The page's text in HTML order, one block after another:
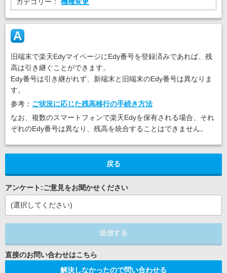
カテゴリー： 機種変更
旧端末で楽天EdyマイページにEdy番号を登録済みであれば、残
高は引き継ぐことができます。
Edy番号は引き継がれず、新端末と旧端末のEdy番号は異なりま
す。
参考： ご状況に応じた残高移行の手続き方法
なお、複数のスマートフォンで楽天Edyを保有される場合、それ
ぞれのEdy番号は異なり、残高を統合することはできません。
戻る
アンケート:ご意見をお聞かせください
(選択してください)
送信する
解決しなかったので問い合わせる